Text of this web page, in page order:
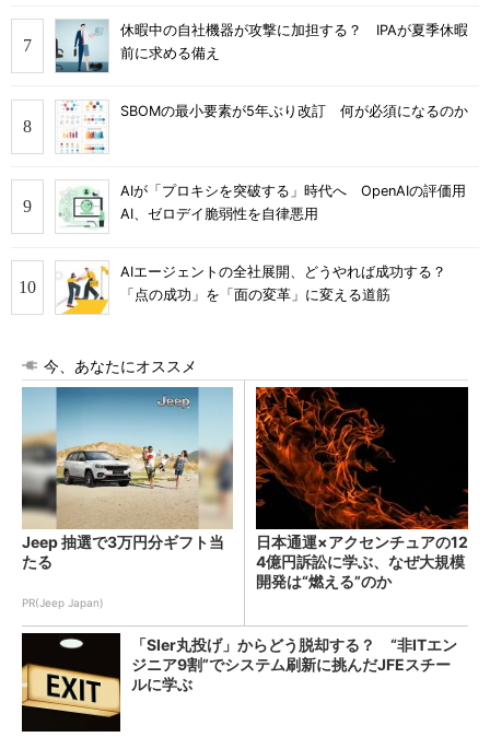
休暇中の自社機器が攻撃に加担する？ IPAが夏季休暇
前に求める備え
SBOMの最小要素が5年ぶり改訂 何が必須になるのか
AIが「プロキシを突破する」時代へ OpenAIの評価用
AI、ゼロデイ脆弱性を自律悪用
AIエージェントの全社展開、どうやれば成功する？
「点の成功」を「面の変革」に変える道筋
今、あなたにオススメ
Jeep 抽選で3万円分ギフト当
たる
PR(Jeep Japan)
日本通運×アクセンチュアの12
4億円訴訟に学ぶ、なぜ大規模
開発は“燃える”のか
「SIer丸投げ」からどう脱却する？ “非ITエン
ジニア9割”でシステム刷新に挑んだJFEスチー
ルに学ぶ